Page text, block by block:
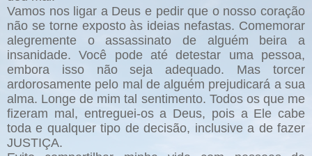
Vamos nos ligar a Deus e pedir que o nosso coração
não se torne exposto às ideias nefastas. Comemorar
alegremente o assassinato de alguém beira a
insanidade. Você pode até detestar uma pessoa,
embora isso não seja adequado. Mas torcer
ardorosamente pelo mal de alguém prejudicará a sua
alma. Longe de mim tal sentimento. Todos os que me
fizeram mal, entreguei-os a Deus, pois a Ele cabe
toda e qualquer tipo de decisão, inclusive a de fazer
JUSTIÇA.